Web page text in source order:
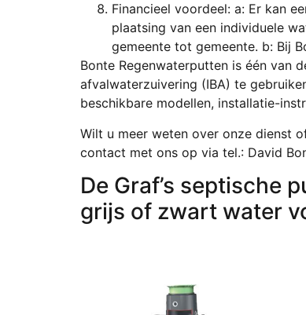
Financieel voordeel: a: Er kan
plaatsing van een individuele
gemeente tot gemeente. b: Bij
Bonte Regenwaterputten is één van
afvalwaterzuivering (IBA) te
beschikbare modellen, installatie-
Wilt u meer weten over onze dienst
contact met ons op via tel.: David
De Graf’s septische
grijs of zwart water